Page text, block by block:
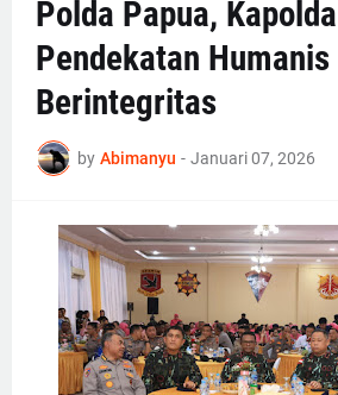
Polda Papua,
Pendekatan Humanis
Berintegritas
by Abimanyu - Januari 07, 2026